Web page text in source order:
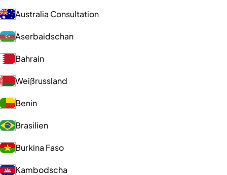
Australia Consultation
Aserbaidschan
Bahrain
Weißrussland
Benin
Brasilien
Burkina Faso
Kambodscha